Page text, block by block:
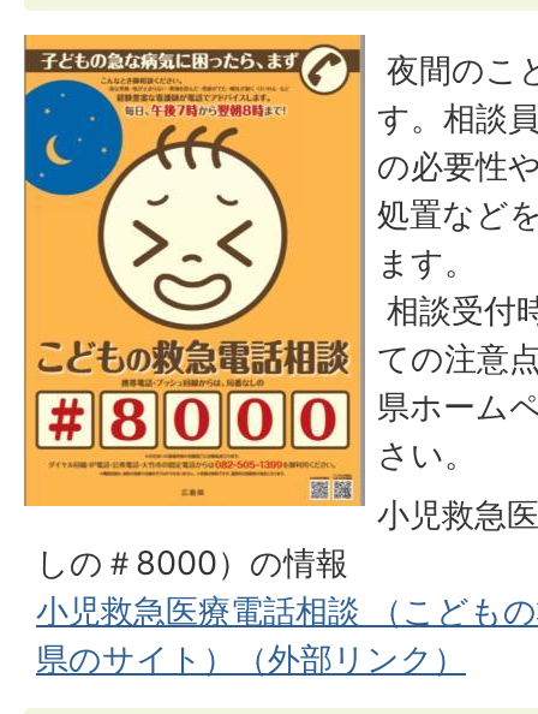
夜間のこ
す。相談
の必要性
処置など
ます。
相談受付
ての注意
県ホーム
さい。
小児救急
しの＃8000）の情報
小児救急医療電話相談 （こども
県のサイト）（外部リンク）